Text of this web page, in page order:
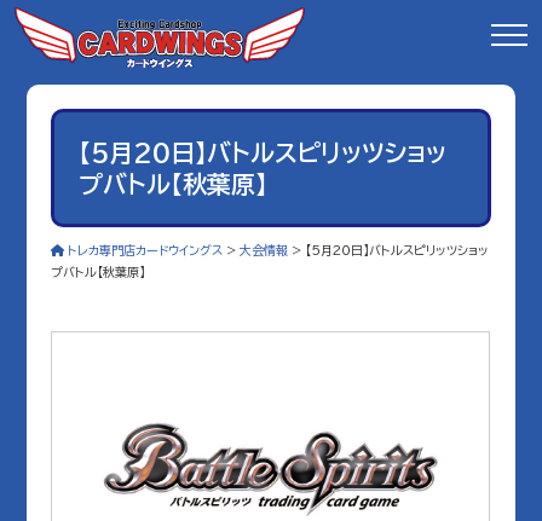
【5月20日】バトルスピリッツショッ
プバトル【秋葉原】
トレカ専門店カードウイングス >大会情報 > 【5月20日】バトルスピリッツショッ
プバトル【秋葉原】